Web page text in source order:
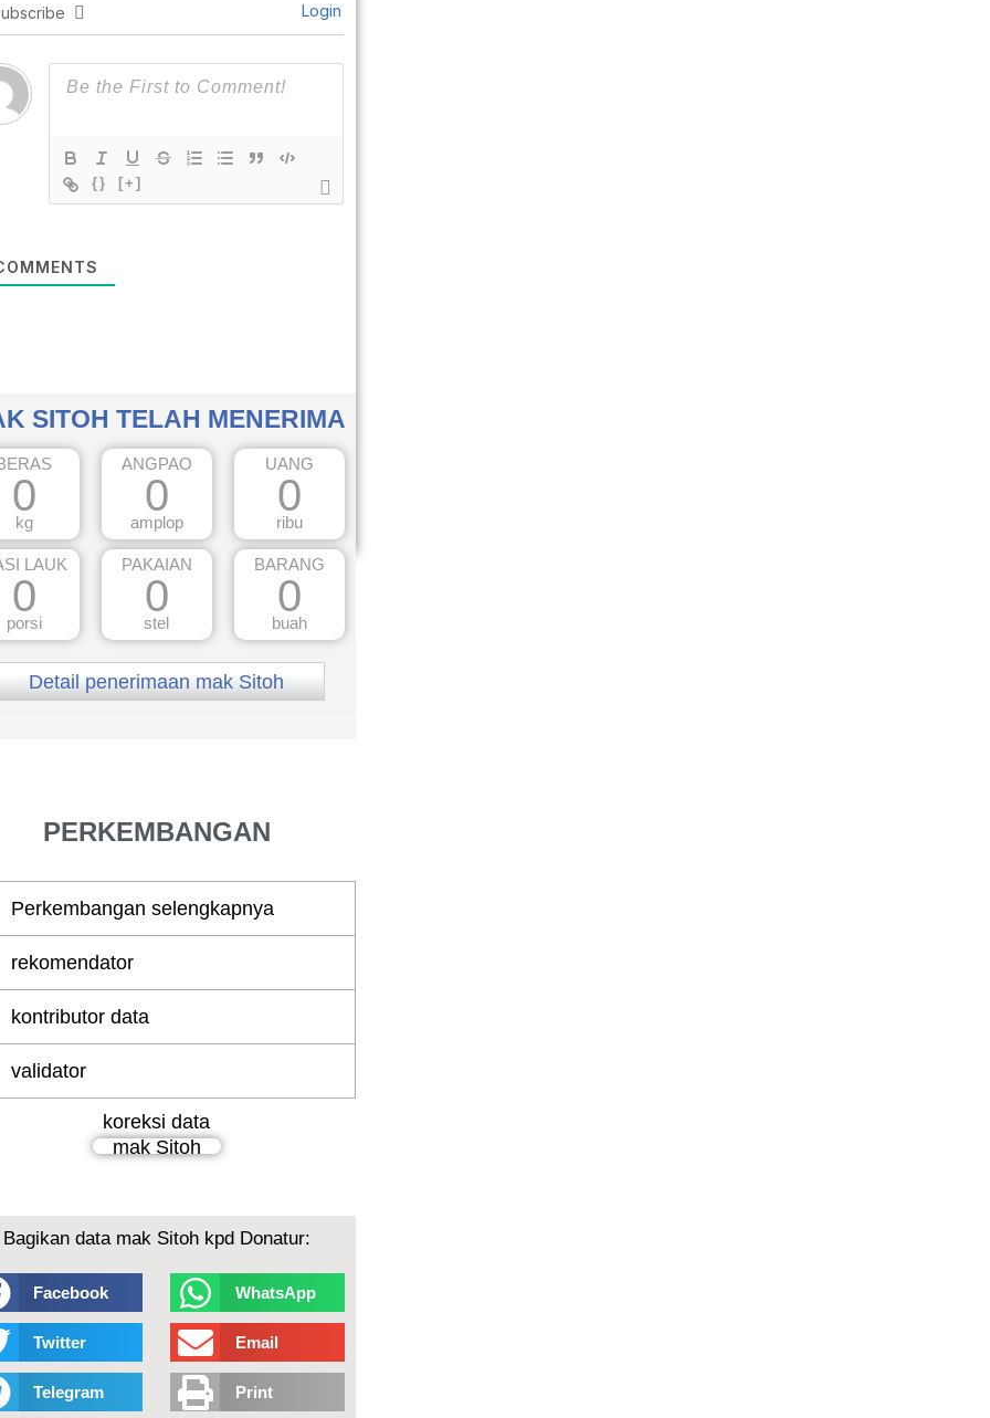
Login
{} [+]
SITOH TELAH MENERIMA
kg
0
ANGPAO
amplop
0
UANG
ribu
0
LAUK
porsi
0
PAKAIAN
stel
0
BARANG
buah
0
Detail penerimaan mak Sitoh
PERKEMBANGAN
Perkembangan selengkapnya
rekomendator
kontributor data
validator
koreksi data
mak Sitoh
Bagikan data mak Sitoh kpd Donatur:
Facebook WhatsApp
Twitter Email
Telegram Print